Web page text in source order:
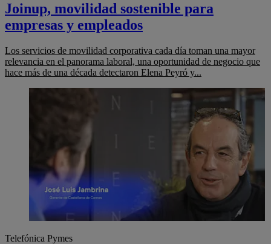
Joinup, movilidad sostenible para
empresas y empleados
Los servicios de movilidad corporativa cada día toman una mayor
relevancia en el panorama laboral, una oportunidad de negocio que
hace más de una década detectaron Elena Peyró y...
Telefónica Pymes